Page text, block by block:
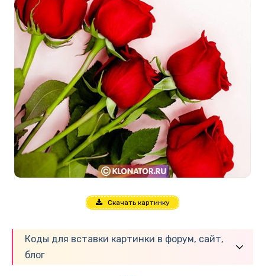
Скачать картинку
Коды для вставки картинки в форум, сайт,
блог